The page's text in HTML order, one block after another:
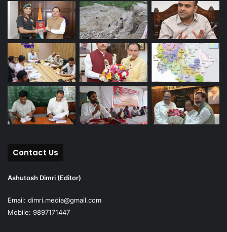
Contact Us
Ashutosh Dimri (Editor)
Email: dimri.media@gmail.com
Mobile: 9897171447